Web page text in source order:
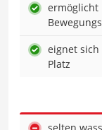
ermöglicht
eignet
Platz